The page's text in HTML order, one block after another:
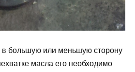
в большую или меньшую сторону
масла его необходимо